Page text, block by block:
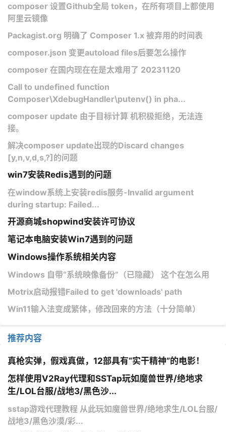
composer 设置Github全局 token，在所有项目上都使用
阿里云镜像
Packagist.org 明确了 Composer 1.x 被弃用的时间表
composer.json 变更autoload files后要怎么操作
composer 在国内现在在是太难用了 20231120
Call to undefined function
Composer\XdebugHandler\putenv() in pha...
composer update 由于目标计算 机积极拒绝，无法连
接。
解决composer update出现的Discard changes
[y,n,v,d,s,?]的问题
win7安装Redis遇到的问题
在window系统上安装redis服务-Invalid argument
during startup: Failed...
开源商城shopwind安装许可协议
笔记本电脑安装Win7遇到的问题
Windows操作系统相关内容
Windows 自带“系统映像备份”（已隐藏） 这个在怎么用
Motrix启动报错Failed to get 'downloads' path
Win11输入法变成繁体，修改回来的方法（十分简单）
推荐内容
真枪实弹，假戏真做，12部具有“实干精神”的电影！
怎样使用V2Ray代理和SSTap玩如魔兽世界/绝地求
生/LOL台服/战地3/黑色沙...
sstap游戏代理教程 从此玩如魔兽世界/绝地求生/LOL台服/
战地3/黑色沙漠/彩...